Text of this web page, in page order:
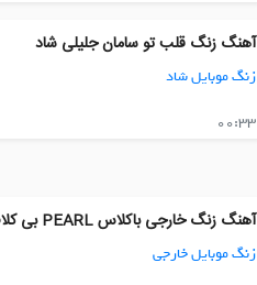
آهنگ زنگ قلب تو سامان جلیلی شاد
زنگ موبایل شاد
00:33
آهنگ زنگ خارجی باکلاس PEARL بی کلام
زنگ موبایل خارجی